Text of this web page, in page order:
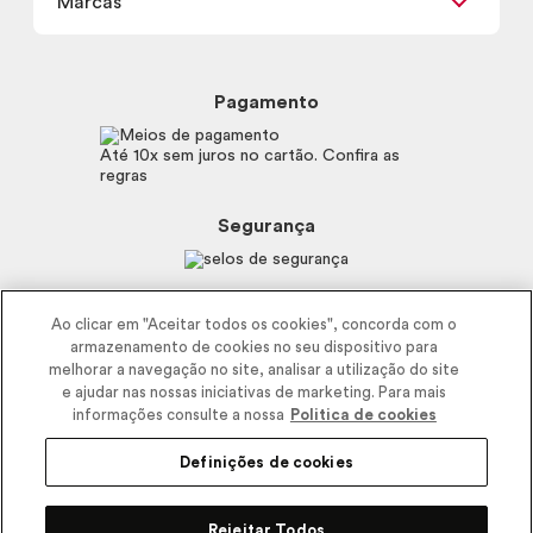
Código de defesa do consumidor
Trabalhe com a gente
Recomendações Covid19
Frete e Entrega
Fale Conosco
E-mail
Pagamento
Até 10x sem juros no cartão. Confira as
regras
Segurança
Ao clicar em "Aceitar todos os cookies", concorda com o
armazenamento de cookies no seu dispositivo para
melhorar a navegação no site, analisar a utilização do site
e ajudar nas nossas iniciativas de marketing. Para mais
informações consulte a nossa
Politica de cookies
Definições de cookies